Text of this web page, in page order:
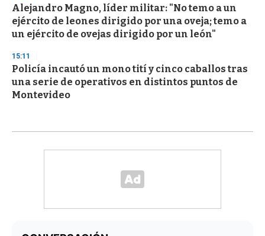
Alejandro Magno, líder militar: "No temo a un
ejército de leones dirigido por una oveja; temo a
un ejército de ovejas dirigido por un león"
15:11
Policía incautó un mono tití y cinco caballos tras
una serie de operativos en distintos puntos de
Montevideo